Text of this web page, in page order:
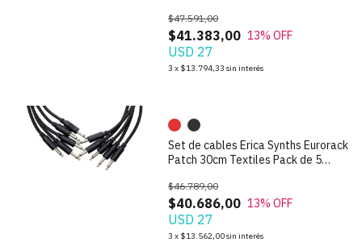
$41.383,00
$47.591,00
13% OFF
USD 27
3 x $13.794,33 sin interés
Set de cables Erica Synths Eurorack
Patch 30cm Textiles Pack de 5
$40.686,00
$46.789,00
13% OFF
USD 27
3 x $13.562,00sin interés